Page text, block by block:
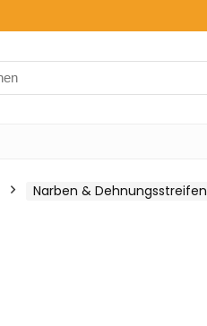
Narben & Dehnungsstreifen